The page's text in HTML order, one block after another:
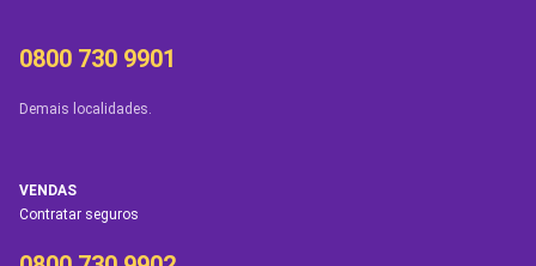
0800 730 9901
Demais localidades.
VENDAS
Contratar seguros